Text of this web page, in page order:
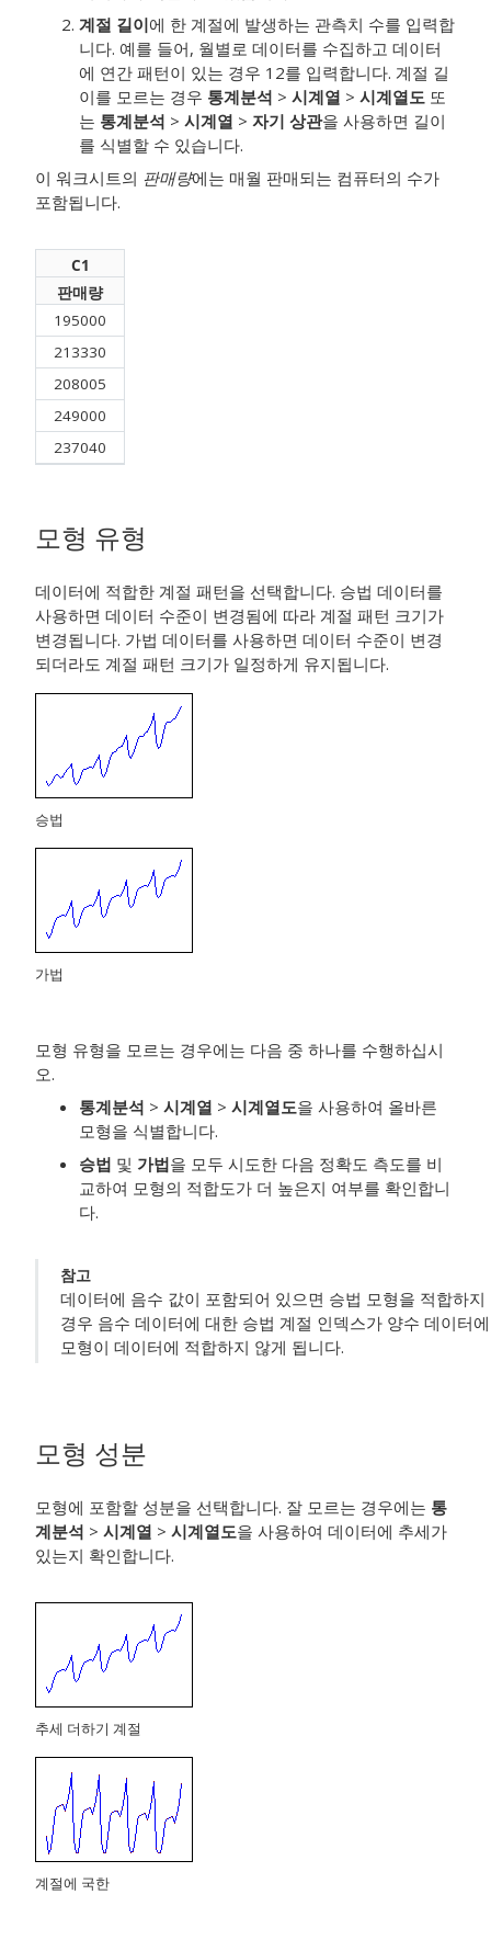
계절 길이에 한 계절에 발생하는 관측치 수를 입력합
니다. 예를 들어, 월별로 데이터를 수집하고 데이터
에 연간 패턴이 있는 경우 12를 입력합니다. 계절 길
이를 모르는 경우 통계분석 > 시계열 > 시계열도 또
는 통계분석 > 시계열 > 자기 상관을 사용하면 길이
를 식별할 수 있습니다.
이 워크시트의 판매량에는 매월 판매되는 컴퓨터의 수가
포함됩니다.
C1
판매량
195000
213330
208005
249000
237040
모형 유형
데이터에 적합한 계절 패턴을 선택합니다. 승법 데이터를
사용하면 데이터 수준이 변경됨에 따라 계절 패턴 크기가
변경됩니다. 가법 데이터를 사용하면 데이터 수준이 변경
되더라도 계절 패턴 크기가 일정하게 유지됩니다.
승법
가법
모형 유형을 모르는 경우에는 다음 중 하나를 수행하십시
오.
통계분석 > 시계열 > 시계열도을 사용하여 올바른
모형을 식별합니다.
승법 및 가법을 모두 시도한 다음 정확도 측도를 비
교하여 모형의 적합도가 더 높은지 여부를 확인합니
다.
참고
데이터에 음수 값이 포함되어 있으면 승법 모형을 적합하
경우 음수 데이터에 대한 승법 계절 인덱스가 양수 데이터
모형이 데이터에 적합하지 않게 됩니다.
모형 성분
모형에 포함할 성분을 선택합니다. 잘 모르는 경우에는 통
계분석 > 시계열 > 시계열도을 사용하여 데이터에 추세가
있는지 확인합니다.
추세 더하기 계절
계절에 국한